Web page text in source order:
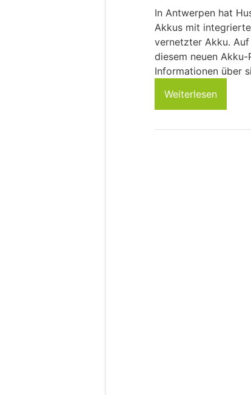
In Antwerpen hat
Akkus mit
vernetzter Akku.
diesem neuen
Informationen über
Weiterlesen